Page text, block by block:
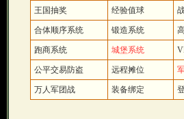
王国抽奖 经验值球
合体顺序系统 锻造系统
跑商系统 城堡系统
公平交易防盗 远程摊位
万人军团战 装备绑定